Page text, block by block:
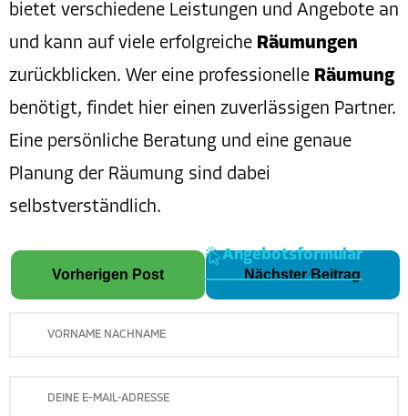
bietet verschiedene Leistungen und Angebote an
und kann auf viele erfolgreiche Räumungen
zurückblicken. Wer eine professionelle Räumung
benötigt, findet hier einen zuverlässigen Partner.
Eine persönliche Beratung und eine genaue
Planung der Räumung sind dabei
selbstverständlich.
Vorherigen Post Nächster Beitrag
Angebotsformular